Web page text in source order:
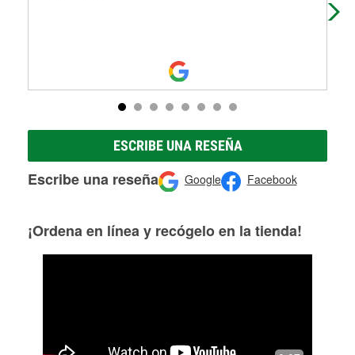
ESCRIBE UNA RESEÑA
Escribe una reseña Google Facebook
¡Ordena en línea y recógelo en la tienda!